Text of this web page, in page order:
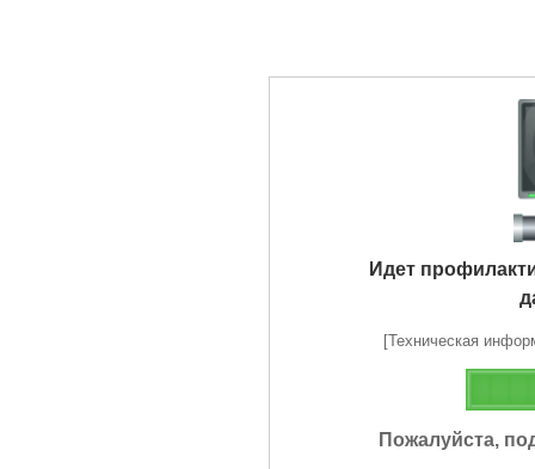
Идет
[Техническая
Пожалуйста,